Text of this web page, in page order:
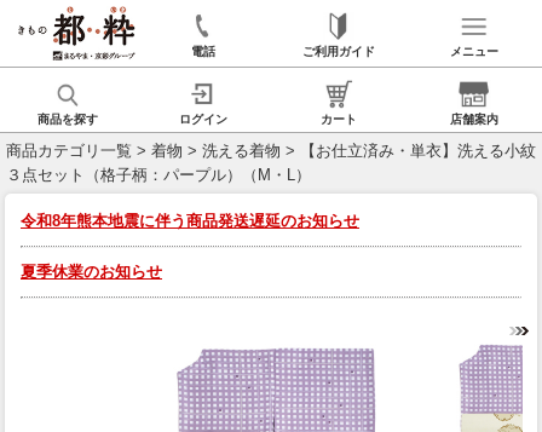
電話 ご利用ガイド メニュー
商品を探す ログイン カート 店舗案内
商品カテゴリ一覧 > 着物 > 洗える着物 > 【お仕立済み・単衣】洗える小紋
３点セット（格子柄：パープル）（M・L）
令和8年熊本地震に伴う商品発送遅延のお知らせ
夏季休業のお知らせ